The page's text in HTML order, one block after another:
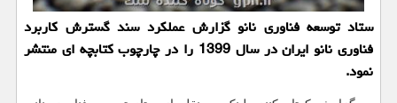
ستاد توسعه فناوری نانو گزارش عملکرد سند گسترش کاربرد
فناوری نانو ایران در سال 1399 را در چارچوب کتابچه ای منتشر
نمود.